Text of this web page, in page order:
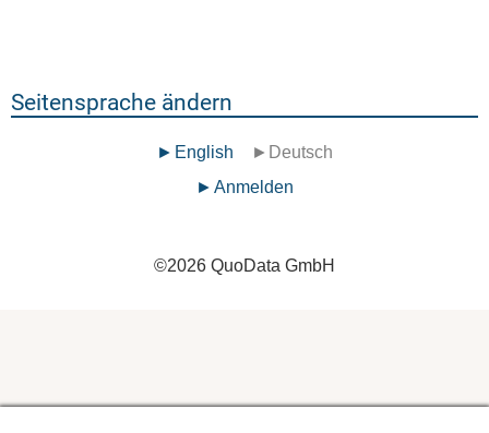
Seitensprache ändern
English Deutsch
Anmelden
©2026 QuoData GmbH